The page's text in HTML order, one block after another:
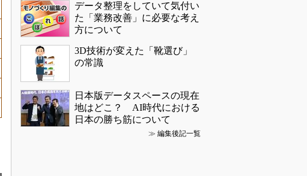
データ整理をしていて気付い
た「業務改善」に必要な考え
方について
3D技術が変えた「靴選び」
の常識
日本版データスペースの現在
地はどこ？ AI時代における
日本の勝ち筋について
≫ 編集後記一覧